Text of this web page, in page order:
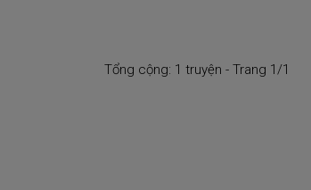
Tổng cộng: 1 truyện - Trang 1/1